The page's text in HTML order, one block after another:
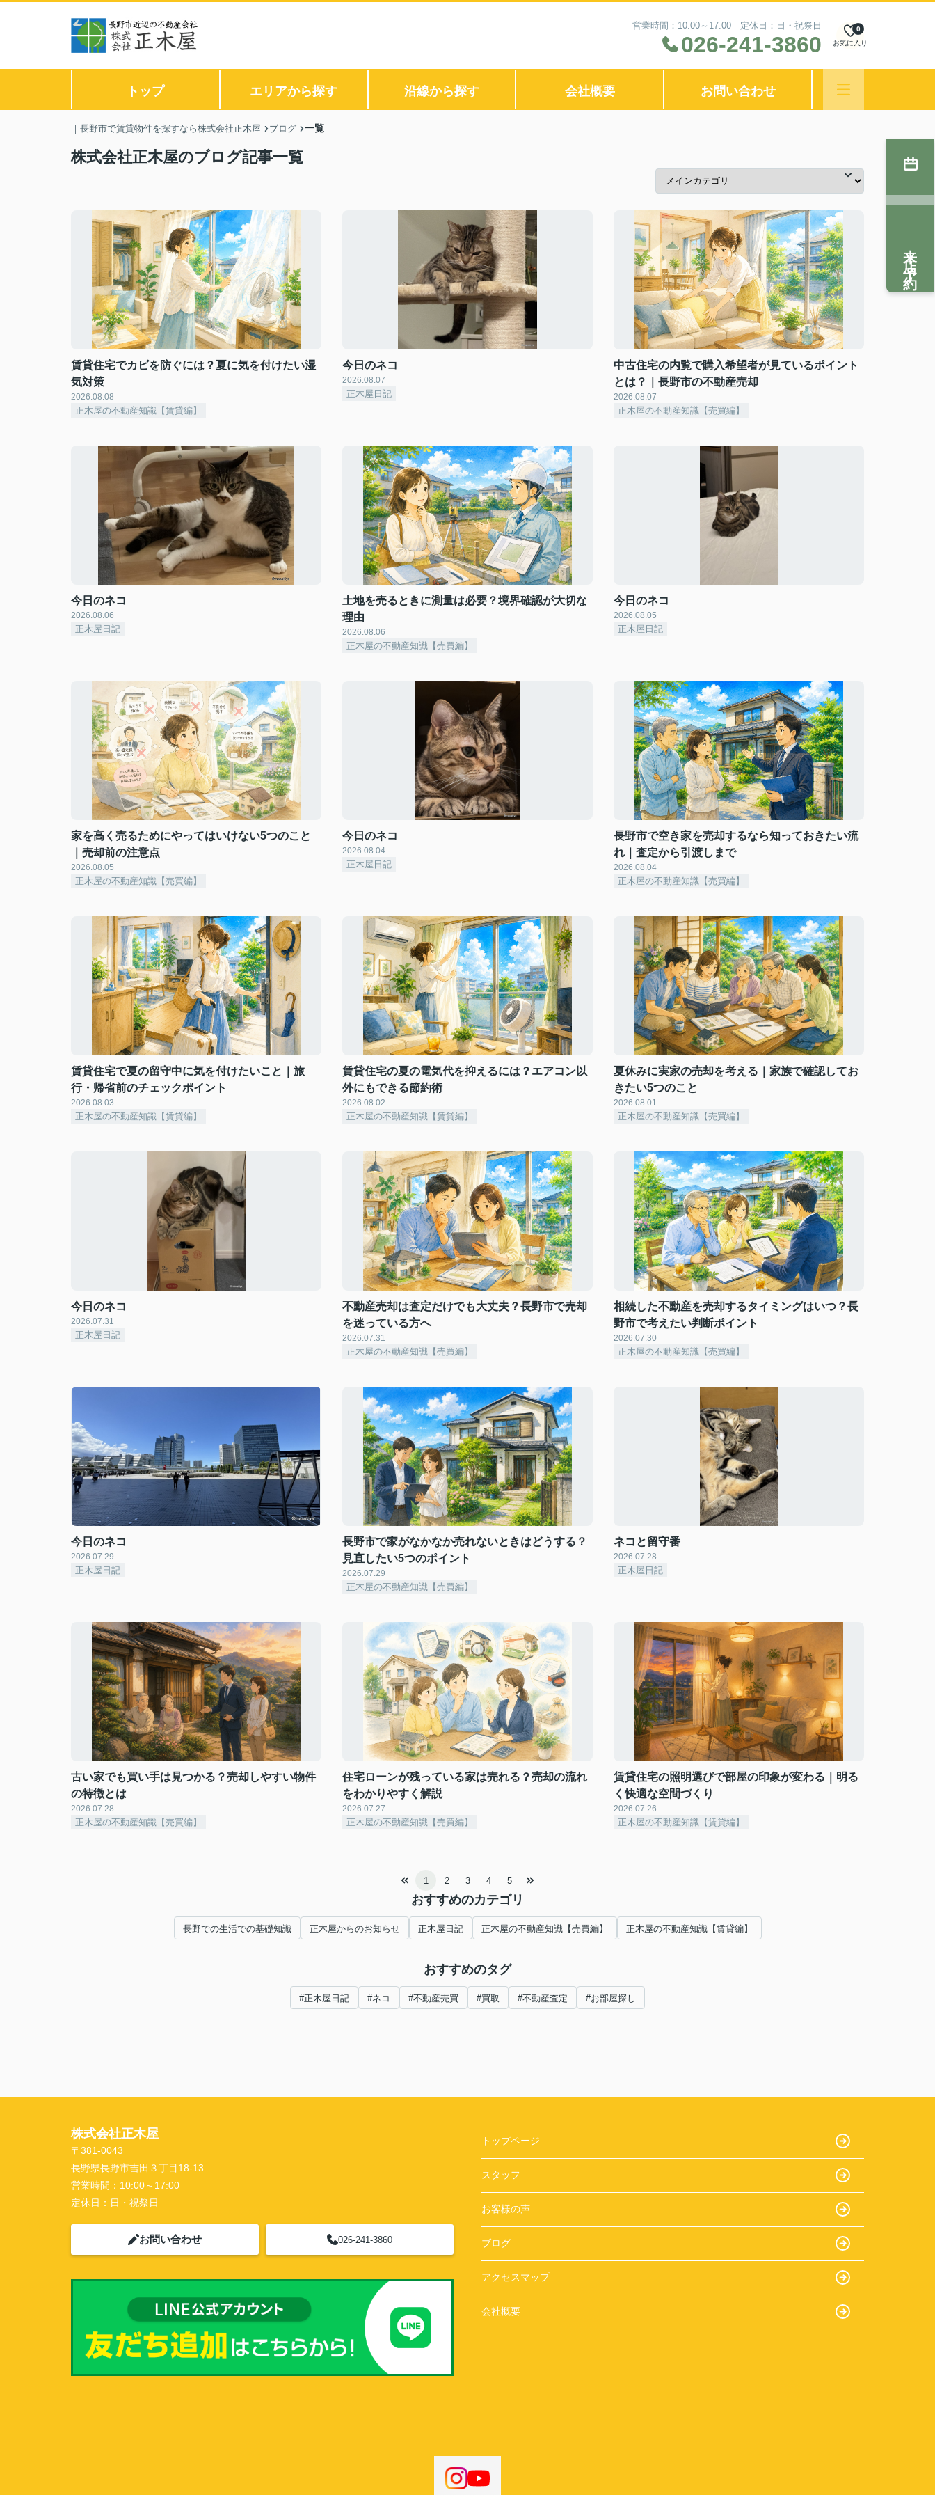
営業時間：10:00～17:00 定休日：日・祝祭日
026-241-3860 お気に入り
0
トップ エリアから探す 沿線から探す 会社概要 お問い合わせ
｜長野市で賃貸物件を探すなら株式会社正木屋 ブログ 一覧
株式会社正木屋のブログ記事一覧
賃貸住宅でカビを防ぐには？夏に気を付けたい湿
気対策
2026.08.08
正木屋の不動産知識【賃貸編】
今日のネコ
2026.08.07
正木屋日記
中古住宅の内覧で購入希望者が見ているポイント
とは？｜長野市の不動産売却
2026.08.07
正木屋の不動産知識【売買編】
今日のネコ
2026.08.06
正木屋日記
土地を売るときに測量は必要？境界確認が大切な
理由
2026.08.06
正木屋の不動産知識【売買編】
今日のネコ
2026.08.05
正木屋日記
家を高く売るためにやってはいけない5つのこと
｜売却前の注意点
2026.08.05
正木屋の不動産知識【売買編】
今日のネコ
2026.08.04
正木屋日記
長野市で空き家を売却するなら知っておきたい流
れ｜査定から引渡しまで
2026.08.04
正木屋の不動産知識【売買編】
賃貸住宅で夏の留守中に気を付けたいこと｜旅
行・帰省前のチェックポイント
2026.08.03
正木屋の不動産知識【賃貸編】
賃貸住宅の夏の電気代を抑えるには？エアコン以
外にもできる節約術
2026.08.02
正木屋の不動産知識【賃貸編】
夏休みに実家の売却を考える｜家族で確認してお
きたい5つのこと
2026.08.01
正木屋の不動産知識【売買編】
今日のネコ
2026.07.31
正木屋日記
不動産売却は査定だけでも大丈夫？長野市で売却
を迷っている方へ
2026.07.31
正木屋の不動産知識【売買編】
相続した不動産を売却するタイミングはいつ？長
野市で考えたい判断ポイント
2026.07.30
正木屋の不動産知識【売買編】
今日のネコ
2026.07.29
正木屋日記
長野市で家がなかなか売れないときはどうする？
見直したい5つのポイント
2026.07.29
正木屋の不動産知識【売買編】
ネコと留守番
2026.07.28
正木屋日記
古い家でも買い手は見つかる？売却しやすい物件
の特徴とは
2026.07.28
正木屋の不動産知識【売買編】
住宅ローンが残っている家は売れる？売却の流れ
をわかりやすく解説
2026.07.27
正木屋の不動産知識【売買編】
賃貸住宅の照明選びで部屋の印象が変わる｜明る
く快適な空間づくり
2026.07.26
正木屋の不動産知識【賃貸編】
1 2 3 4 5
おすすめのカテゴリ
長野での生活での基礎知識 正木屋からのお知らせ 正木屋日記 正木屋の不動産知識【売買編】 正木屋の不動産知識【賃貸編】
おすすめのタグ
#正木屋日記 #ネコ #不動産売買 #買取 #不動産査定 #お部屋探し
来店予約
株式会社正木屋
〒381-0043
長野県長野市吉田３丁目18-13
営業時間： 10:00～17:00
定休日： 日・祝祭日
お問い合わせ 026-241-3860
トップページ
スタッフ
お客様の声
ブログ
アクセスマップ
会社概要